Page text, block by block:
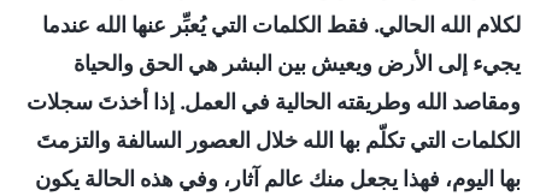
لكلام الله الحالي. فقط الكلمات التي يُعبِّر عنها الله عندما
يجيء إلى الأرض ويعيش بين البشر هي الحق والحياة
ومقاصد الله وطريقته الحالية في العمل. إذا أخذتَ سجلات
الكلمات التي تكلّم بها الله خلال العصور السالفة والتزمتَ
بها اليوم، فهذا يجعل منك عالم آثار، وفي هذه الحالة يكون